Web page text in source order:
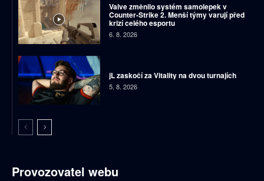
Valve změnilo systém samolepek v
Counter-Strike 2. Menší týmy varují před
krizí celého esportu
6. 8. 2026
jL zaskočí za Vitality na dvou turnajích
5. 8. 2026
Provozovatel webu